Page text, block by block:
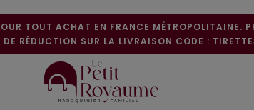
TOUT ACHAT EN FRANCE MÉTROPOLITAINE.
RÉDUCTION SUR LA LIVRAISON CODE :